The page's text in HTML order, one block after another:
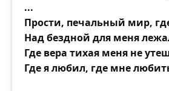
...
Прости, печальный мир,
Над бездной для меня
Где вера тихая меня не
Где я любил, где мне